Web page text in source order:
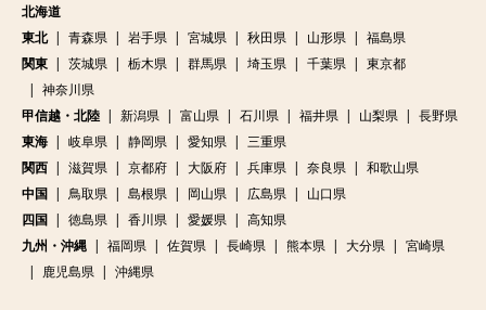
北海道
東北
青森県 岩手県 宮城県 秋田県 山形県
福島県
関東
茨城県 栃木県 群馬県 埼玉県 千葉県
東京都
神奈川県
甲信越・北陸
新潟県 富山県 石川県 福井県 山梨県
長野県
東海
岐阜県 静岡県 愛知県
三重県
関西
滋賀県 京都府 大阪府 兵庫県 奈良県
和歌山県
中国
鳥取県 島根県 岡山県 広島県
山口県
四国
徳島県 香川県 愛媛県
高知県
九州・沖縄
福岡県 佐賀県 長崎県 熊本県 大分県
宮崎県
鹿児島県
沖縄県